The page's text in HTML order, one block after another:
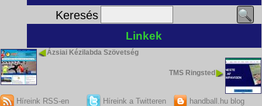
Keresés
Linkek
Ázsiai Kézilabda Szövetség
TMS Ringsted
Híreink RSS-en Híreink a Twitteren handball.hu blog